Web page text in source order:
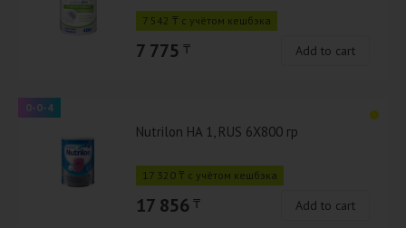
7 542 ₸ с учётом кешбэка
7 775 ₸ Add to cart
0-0-4
Nutrilon HA 1, RUS 6X800 гр
17 320 ₸ с учётом кешбэка
17 856 ₸ Add to cart